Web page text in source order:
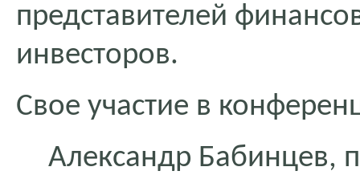
представителей
инвесторов.
Свое участие в
Александр Бабинцев,